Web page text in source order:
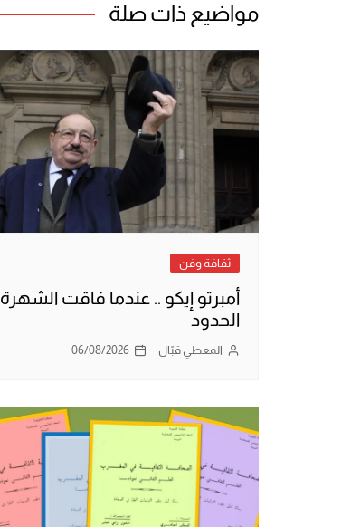
مواضيع ذات صلة
ثقافة وفن
أمبرتو إيكو .. عندما فاقت الشهرة
الحدود
المعطي قبّال 06/08/2026